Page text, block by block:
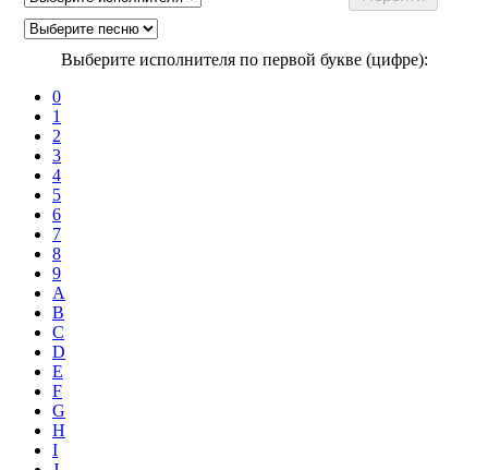
Выберите исполнителя по первой букве (цифре):
0
1
2
3
4
5
6
7
8
9
A
B
C
D
E
F
G
H
I